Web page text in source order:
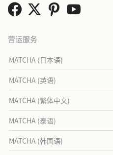
营运服务
MATCHA (日本语)
MATCHA (英语)
MATCHA (繁体中文)
MATCHA (泰语)
MATCHA (韩国语)